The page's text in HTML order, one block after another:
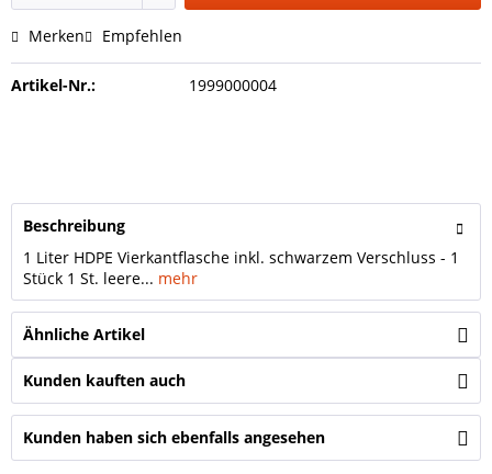
Merken Empfehlen
Artikel-Nr.: 1999000004
Beschreibung
1 Liter HDPE Vierkantflasche inkl. schwarzem Verschluss - 1
Stück 1 St. leere... mehr
Ähnliche Artikel
Kunden kauften auch
Kunden haben sich ebenfalls angesehen